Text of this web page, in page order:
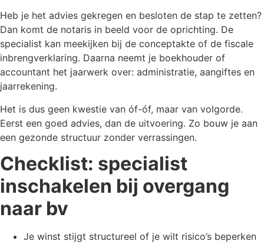
Heb je het advies gekregen en besloten de stap te zetten?
Dan komt de notaris in beeld voor de oprichting. De
specialist kan meekijken bij de conceptakte of de fiscale
inbrengverklaring. Daarna neemt je boekhouder of
accountant het jaarwerk over: administratie, aangiftes en
jaarrekening.
Het is dus geen kwestie van óf-óf, maar van volgorde.
Eerst een goed advies, dan de uitvoering. Zo bouw je aan
een gezonde structuur zonder verrassingen.
Checklist: specialist
inschakelen bij overgang
naar bv
Je winst stijgt structureel of je wilt risico’s beperken